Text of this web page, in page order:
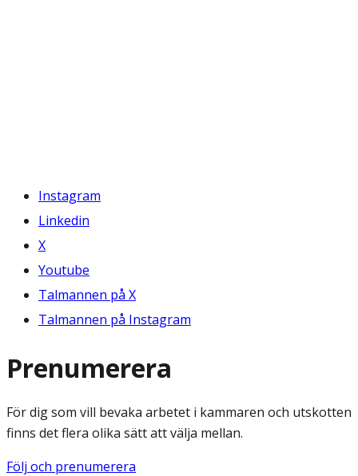
Instagram
Linkedin
X
Youtube
Talmannen på X
Talmannen på Instagram
Prenumerera
För dig som vill bevaka arbetet i kammaren och utskotten
finns det flera olika sätt att välja mellan.
Följ och prenumerera